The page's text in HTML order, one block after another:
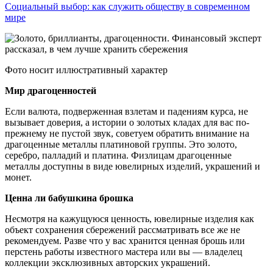
Социальный выбор: как служить обществу в современном
мире
Фото носит иллюстративный характер
Мир драгоценностей
Если валюта, подверженная взлетам и падениям курса, не
вызывает доверия, а истории о золотых кладах для вас по-
прежнему не пустой звук, советуем обратить внимание на
драгоценные металлы платиновой группы. Это золото,
серебро, палладий и платина. Физлицам драгоценные
металлы доступны в виде ювелирных изделий, украшений и
монет.
Ценна ли бабушкина брошка
Несмотря на кажущуюся ценность, ювелирные изделия как
объект сохранения сбережений рассматривать все же не
рекомендуем. Разве что у вас хранится ценная брошь или
перстень работы известного мастера или вы — владелец
коллекции эксклюзивных авторских украшений.